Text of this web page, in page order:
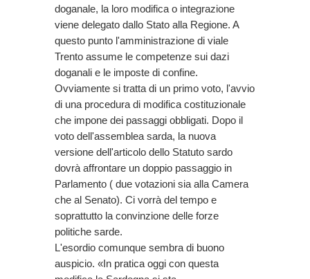
doganale, la loro modifica o integrazione
viene delegato dallo Stato alla Regione. A
questo punto l'amministrazione di viale
Trento assume le competenze sui dazi
doganali e le imposte di confine.
Ovviamente si tratta di un primo voto, l'avvio
di una procedura di modifica costituzionale
che impone dei passaggi obbligati. Dopo il
voto dell'assemblea sarda, la nuova
versione dell'articolo dello Statuto sardo
dovrà affrontare un doppio passaggio in
Parlamento ( due votazioni sia alla Camera
che al Senato). Ci vorrà del tempo e
soprattutto la convinzione delle forze
politiche sarde.
L'esordio comunque sembra di buono
auspicio. «In pratica oggi con questa